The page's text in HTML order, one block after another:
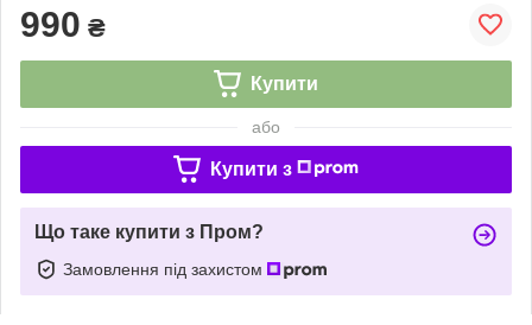
990 ₴
Купити
або
Купити з
Що таке купити з Пром?
Замовлення під захистом